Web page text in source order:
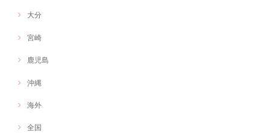
大分
宮崎
鹿児島
沖縄
海外
全国